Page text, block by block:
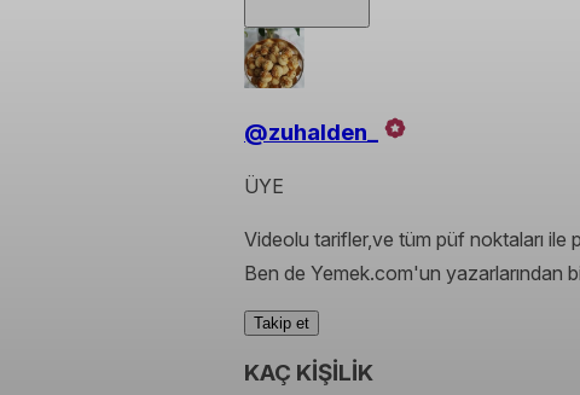
@zuhalden_
ÜYE
Videolu tarifler,ve tüm püf noktaları ile
Ben de Yemek.com'un yazarlarından
Takip et
KAÇ KİŞİLİK